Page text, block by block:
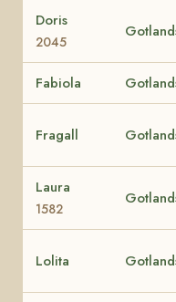
Doris
2045
Fabiola
Fragall
Laura
1582
Lolita